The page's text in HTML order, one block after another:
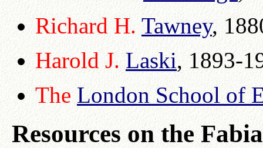
Richard H.Tawney,
Harold J.Laski, 1893-
TheLondon School of
Resources on the